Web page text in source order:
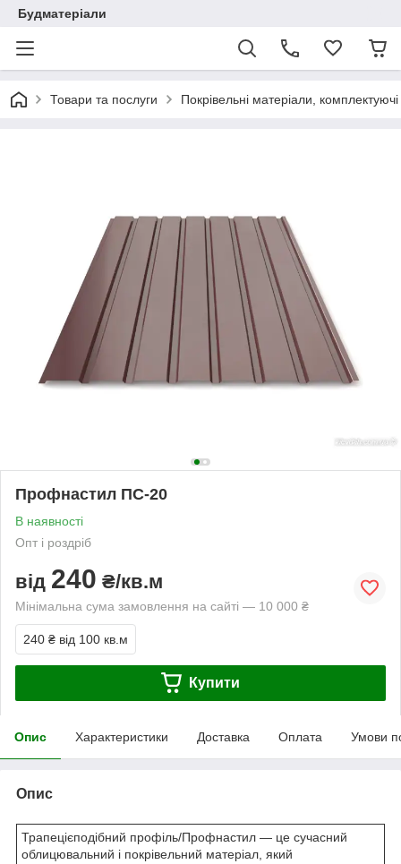
Будматеріали
Товари та послуги Покрівельні матеріали,
Профнастил ПС-20
В наявності
Опт і роздріб
від 240 ₴/кв.м
Мінімальна сума замовлення на сайті — 10 000 ₴
240 ₴ від 100 кв.м
Купити
Опис Характеристики Доставка Оплата Умови
Опис
Трапецієподібний профіль/Профнастил — це сучасний
облицювальний і покрівельний матеріал, який